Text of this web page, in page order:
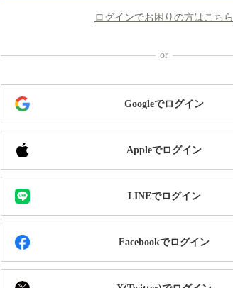
ログインでお困りの方はこちら
Googleでログイン
Appleでログイン
LINEでログイン
Facebookでログイン